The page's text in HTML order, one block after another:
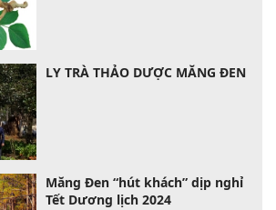
LY TRÀ THẢO DƯỢC MĂNG ĐEN
Măng Đen “hút khách” dịp nghỉ
Tết Dương lịch 2024